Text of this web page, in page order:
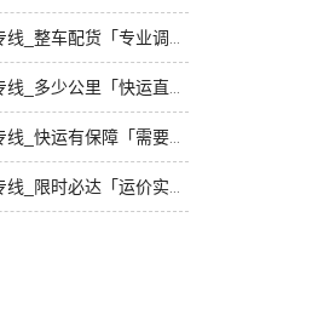
深圳到北京物流专线_整车配货「专业调车」
漳州到北京物流专线_多少公里「快运直达」
泉州到北京物流专线_快运有保障「需要几天」
广州到北京物流专线_限时必达「运价实惠」